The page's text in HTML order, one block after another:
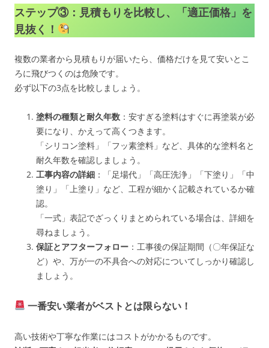
ステップ③：見積もりを比較し、「適正価格」を
見抜く！
複数の業者から見積もりが届いたら、価格だけを見て安いとこ
ろに飛びつくのは危険です。
必ず以下の3点を比較しましょう。
塗料の種類と耐久年数 ：安すぎる塗料はすぐに再塗装が必
要になり、かえって高くつきます。
「シリコン塗料」「フッ素塗料」など、具体的な塗料名と
耐久年数を確認しましょう。
工事内容の詳細 ：「足場代」「高圧洗浄」「下塗り」「中
塗り」「上塗り」など、工程が細かく記載されているか確
認。
「一式」表記でざっくりまとめられている場合は、詳細を
尋ねましょう。
保証とアフターフォロー ：工事後の保証期間（〇年保証な
ど）や、万が一の不具合への対応についてしっかり確認し
ましょう。
一番安い業者がベストとは限らない！
高い技術や丁寧な作業にはコストがかかるものです。